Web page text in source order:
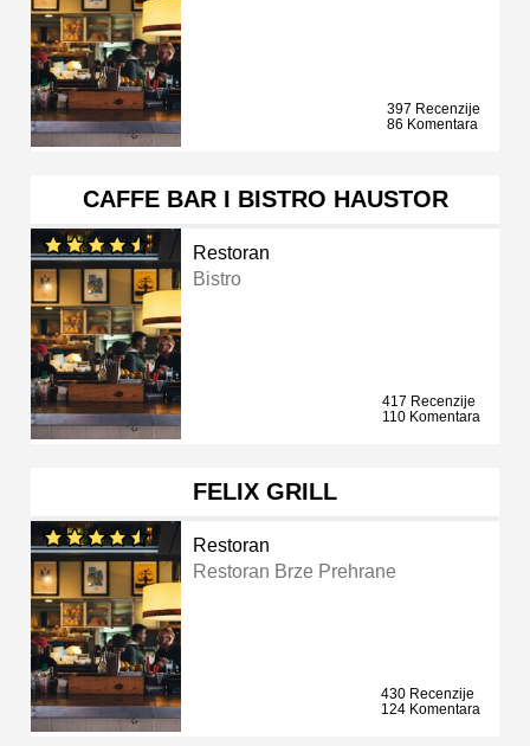
397 Recenzije
86 Komentara
CAFFE BAR I BISTRO HAUSTOR
Restoran
Bistro
417 Recenzije
110 Komentara
FELIX GRILL
Restoran
Restoran Brze Prehrane
430 Recenzije
124 Komentara